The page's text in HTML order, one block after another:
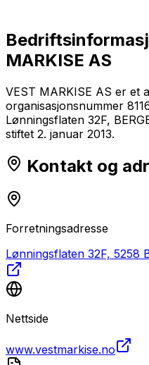
MARKISE AS
VEST MARKISE AS er et
organisasjonsnummer
Lønningsflaten 32F,
stiftet 2. januar 2013.
Kontakt og
Forretningsadresse
Lønningsflaten 32F, 5258
Nettside
www.vestmarkise.no